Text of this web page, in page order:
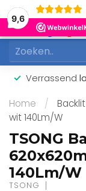
9,6
MENU
Verrassend
Home /
wit 140Lm/W
TSONG
140Lm/W
TSONG